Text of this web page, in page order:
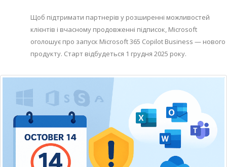
Щоб підтримати партнерів у розширенні можливостей
клієнтів і вчасному продовженні підписок, Microsoft
оголошує про запуск Microsoft 365 Copilot Business — нового
продукту. Старт відбудеться 1 грудня 2025 року.